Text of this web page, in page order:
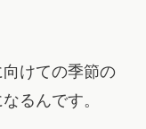
けての季節の
るんです。